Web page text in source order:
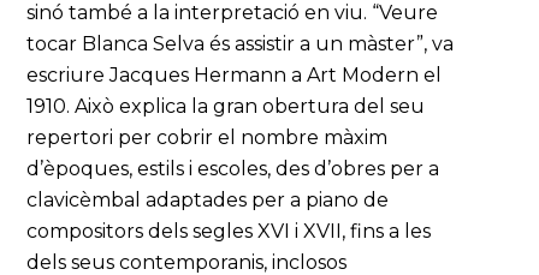
sinó també a la interpretació en viu. “Veure
tocar Blanca Selva és assistir a un màster”, va
escriure Jacques Hermann a Art Modern el
1910. Això explica la gran obertura del seu
repertori per cobrir el nombre màxim
d’èpoques, estils i escoles, des d’obres per a
clavicèmbal adaptades per a piano de
compositors dels segles XVI i XVII, fins a les
dels seus contemporanis, inclosos